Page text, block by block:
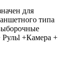
для
типа
+Камера +